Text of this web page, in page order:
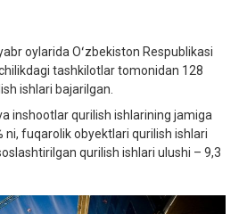
oylarida Oʻzbekiston Respublikasi
tashkilotlar tomonidan 128
ishlari bajarilgan.
inshootlar qurilish ishlarining jamiga
ni, fuqarolik obyektlari qurilish ishlari
qurilish ishlari ulushi – 9,3